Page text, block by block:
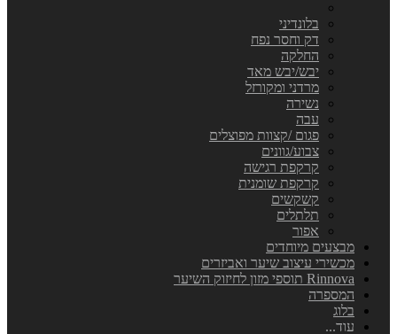
בלונדיני
דק וחסר נפח
החלקה
יבש/יבש מאד
מרדני ומקורזל
נשירה
עבה
פגום /קצוות מפוצלים
צבוע/גוונים
קרקפת רגישה
קרקפת שומנית
קשקשים
תלתלים
אפור
מבצעים מיוחדים
מכשירי עיצוב שיער ואביזרים
Rinnova תוספי מזון לחיזוק השיער
המספרה
בלוג
עוד...